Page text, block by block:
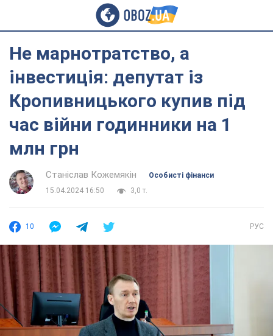
Не марнотратство, а
інвестиція: депутат із
Кропивницького купив під
час війни годинники на 1
млн грн
Станіслав Кожемякін
Особисті фінанси
15.04.2024 16:50
3,0 т.
10 РУС